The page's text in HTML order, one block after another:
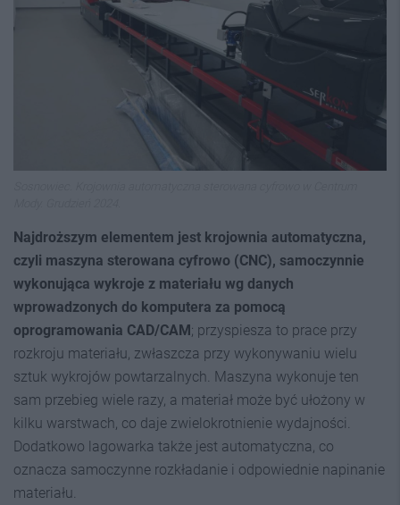
Najdroższym elementem jest krojownia automatyczna,
czyli maszyna sterowana cyfrowo (CNC), samoczynnie
wykonująca wykroje z materiału wg danych
wprowadzonych do komputera za pomocą
oprogramowania CAD/CAM ; przyspiesza to prace przy
rozkroju materiału, zwłaszcza przy wykonywaniu wielu
sztuk wykrojów powtarzalnych. Maszyna wykonuje ten
sam przebieg wiele razy, a materiał może być ułożony w
kilku warstwach, co daje zwielokrotnienie wydajności.
Dodatkowo lagowarka także jest automatyczna, co
oznacza samoczynne rozkładanie i odpowiednie napinanie
materiału.